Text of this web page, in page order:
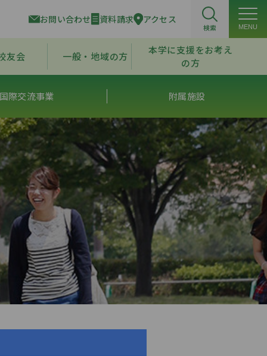
お問い合わせ 資料請求 アクセス
検索 MENU
友会 一般・地域の方
本学に支援をお考え
の方
際交流事業 附属施設